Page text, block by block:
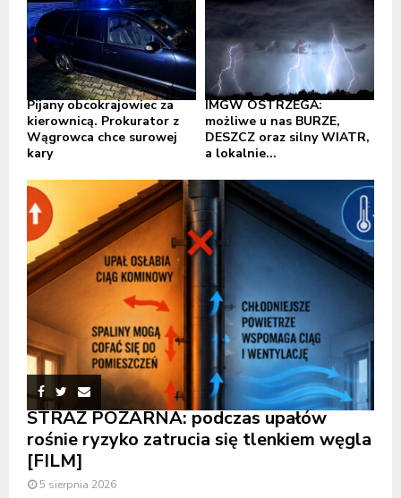
Pijany obcokrajowiec za
kierownicą. Prokurator z
Wągrowca chce surowej
kary
IMGW OSTRZEGA:
możliwe u nas BURZE,
DESZCZ oraz silny WIATR,
a lokalnie...
STRAŻ POŻARNA: podczas upałów
rośnie ryzyko zatrucia się tlenkiem węgla
[FILM]
5 sierpnia 2026